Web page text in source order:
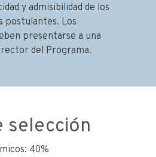
y admisibilidad de los
postulantes. Los
presentarse a una
del Programa.
selección
40%